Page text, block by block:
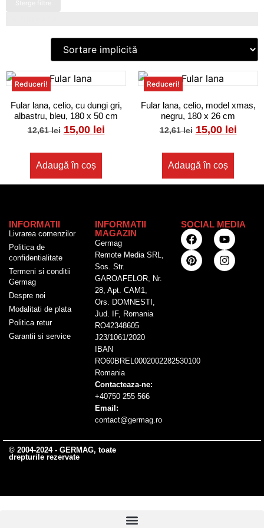
Sterge filtre
Reduceri!
Fular lana, celio, cu dungi gri,
albastru, bleu, 180 x 50 cm
12,61lei 15,00 lei
Adaugă în coș
Reduceri!
Fular lana, celio, model xmas,
negru, 180 x 26 cm
12,61lei 15,00 lei
Adaugă în coș
INFORMATII
Livrarea comenzilor
Politica de
confidentialitate
Termeni si conditii
Germag
Despre noi
Modalitati de plata
Politica retur
Garantii si service
INFORMATII
MAGAZIN
Germag
Remote Media SRL,
Sos. Str.
GAROAFELOR, Nr.
28, Apt. CAM1,
Ors. DOMNESTI,
Jud. IF, Romania
RO42348605
J23/1061/2020
IBAN
RO60BREL0002002282530100
Romania
Contacteaza-ne:
+40750 255 566
Email:
contact@germag.ro
SOCIAL MEDIA
© 2004-2024 - GERMAG, toate
drepturile rezervate